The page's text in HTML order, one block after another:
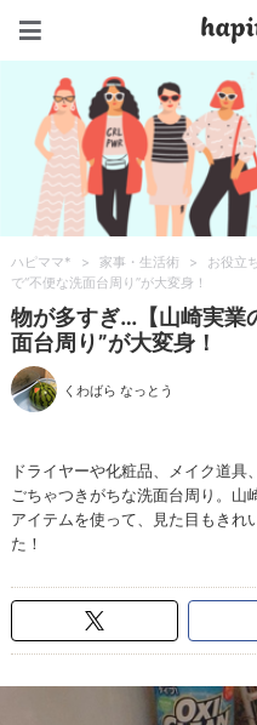
ハピママ* > 家事・生活術 > お役立
で“不便な洗面台周り”が大変身！
物が多すぎ…【山崎実業
面台周り”が大変身！
くわばら なっとう
ドライヤーや化粧品、メイク道
ごちゃつきがちな洗面台周り。
アイテムを使って、見た目もきれ
た！